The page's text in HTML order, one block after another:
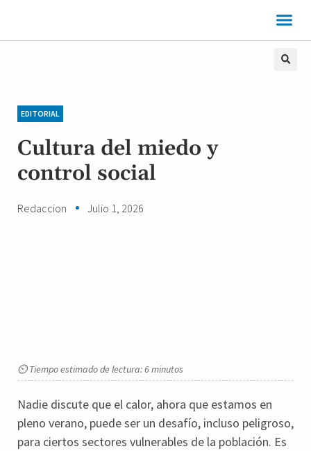
EDITORIAL
Cultura del miedo y
control social
Redaccion Julio 1, 2026
⏲ Tiempo estimado de lectura: 6 minutos
Nadie discute que el calor, ahora que estamos en
pleno verano, puede ser un desafío, incluso peligroso,
para ciertos sectores vulnerables de la población. Es